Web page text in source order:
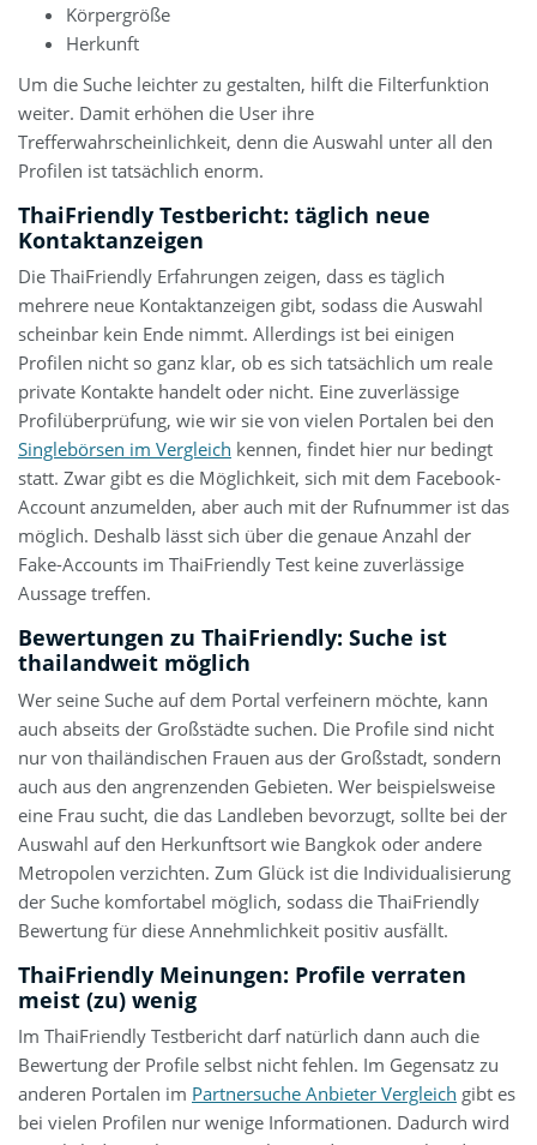
Körpergröße
Herkunft
Um die Suche leichter zu gestalten, hilft die Filterfunktion
weiter. Damit erhöhen die User ihre
Trefferwahrscheinlichkeit, denn die Auswahl unter all den
Profilen ist tatsächlich enorm.
ThaiFriendly Testbericht: täglich neue
Kontaktanzeigen
Die ThaiFriendly Erfahrungen zeigen, dass es täglich
mehrere neue Kontaktanzeigen gibt, sodass die Auswahl
scheinbar kein Ende nimmt. Allerdings ist bei einigen
Profilen nicht so ganz klar, ob es sich tatsächlich um reale
private Kontakte handelt oder nicht. Eine zuverlässige
Profilüberprüfung, wie wir sie von vielen Portalen bei den
Singlebörsen im Vergleich kennen, findet hier nur bedingt
statt. Zwar gibt es die Möglichkeit, sich mit dem Facebook-
Account anzumelden, aber auch mit der Rufnummer ist das
möglich. Deshalb lässt sich über die genaue Anzahl der
Fake-Accounts im ThaiFriendly Test keine zuverlässige
Aussage treffen.
Bewertungen zu ThaiFriendly: Suche ist
thailandweit möglich
Wer seine Suche auf dem Portal verfeinern möchte, kann
auch abseits der Großstädte suchen. Die Profile sind nicht
nur von thailändischen Frauen aus der Großstadt, sondern
auch aus den angrenzenden Gebieten. Wer beispielsweise
eine Frau sucht, die das Landleben bevorzugt, sollte bei der
Auswahl auf den Herkunftsort wie Bangkok oder andere
Metropolen verzichten. Zum Glück ist die Individualisierung
der Suche komfortabel möglich, sodass die ThaiFriendly
Bewertung für diese Annehmlichkeit positiv ausfällt.
ThaiFriendly Meinungen: Profile verraten
meist (zu) wenig
Im ThaiFriendly Testbericht darf natürlich dann auch die
Bewertung der Profile selbst nicht fehlen. Im Gegensatz zu
anderen Portalen im Partnersuche Anbieter Vergleich gibt es
bei vielen Profilen nur wenige Informationen. Dadurch wird